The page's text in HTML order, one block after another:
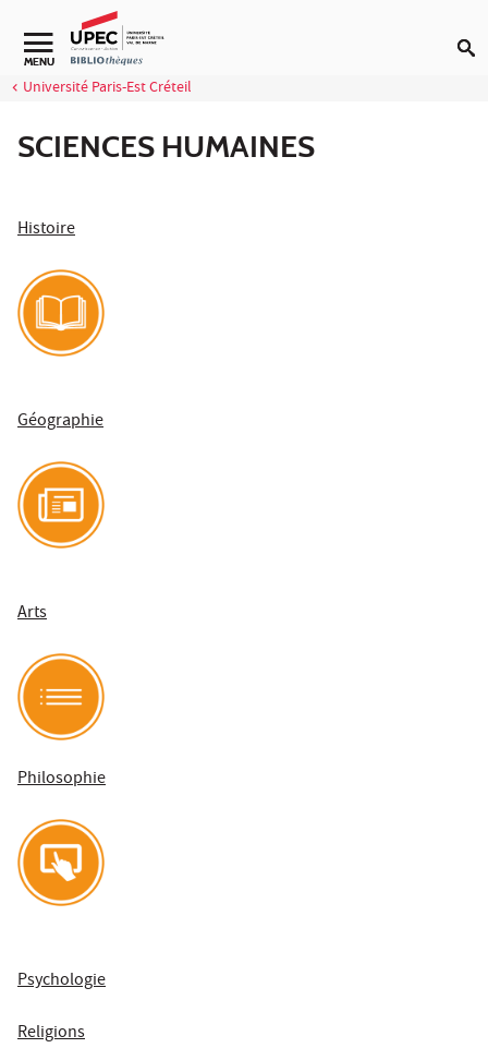
Aller au contenu
Navigation secondaire
MENU
Université Paris-Est Créteil
SCIENCES HUMAINES
Histoire
Géographie
Arts
Philosophie
Psychologie
Religions